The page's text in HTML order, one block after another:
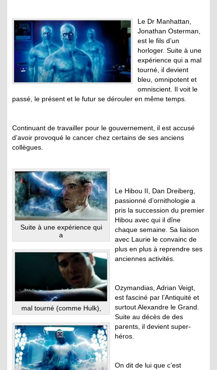
Le Dr Manhattan,
Jonathan Osterman,
est le fils d’un
horloger. Suite à une
expérience qui a mal
tourné, il devient
bleu, omnipotent et
omniscient. Il voit le
passé, le présent et le futur se dérouler en même temps.
Continuant de travailler pour le gouvernement, il est accusé
d’avoir provoqué le cancer chez certains de ses anciens
collègues.
Suite à une expérience qui
a
mal tourné (comme Hulk),
Le Hibou II, Dan Dreiberg,
passionné d’ornithologie a
pris la succession du premier
Hibou avec qui il dîne
chaque semaine. Sa liaison
avec Laurie le convainc de
plus en plus à reprendre ses
anciennes activités.
Ozymandias, Adrian Veigt,
est fasciné par l’Antiquité et
surtout Alexandre le Grand.
Suite au décès de des
parents, il devient super-
héros.
On dit de lui que c’est